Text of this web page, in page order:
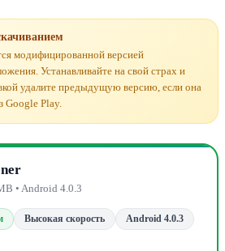
модифицированной версией
Устанавливайте на свой страх и
удалите предыдущую версию, если она
Google Play.
• Android 4.0.3
Высокая скорость
Android 4.0.3